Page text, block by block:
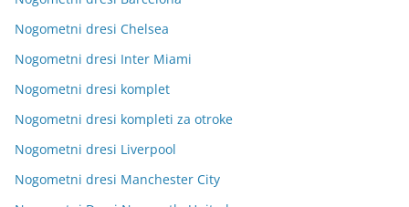
Nogometni dresi Chelsea
Nogometni dresi Inter Miami
Nogometni dresi komplet
Nogometni dresi kompleti za otroke
Nogometni dresi Liverpool
Nogometni dresi Manchester City